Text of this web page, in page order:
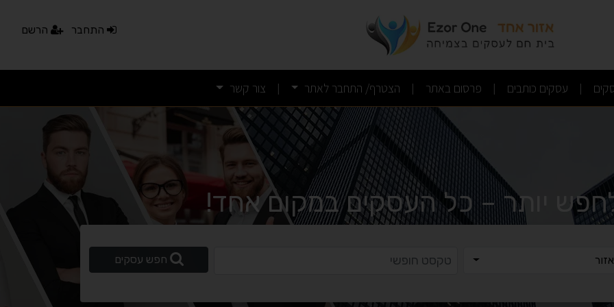
התחבר הרשם
| עסקים כותבים | פרסום באתר | הצטרף/ התחבר לאתר | צור קשר
יותר – כל העסקים במקום אחד!
חפש עסקים